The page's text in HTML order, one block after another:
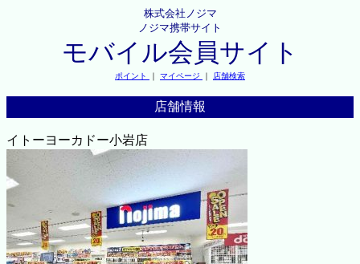
株式会社ノジマ
ノジマ携帯サイト
モバイル会員サイト
ポイント ｜ マイページ ｜ 店舗検索
店舗情報
イトーヨーカドー小岩店